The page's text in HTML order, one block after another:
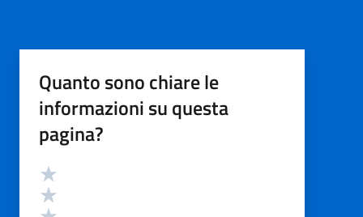
Quanto sono chiare le
informazioni su questa
pagina?
Valutazione